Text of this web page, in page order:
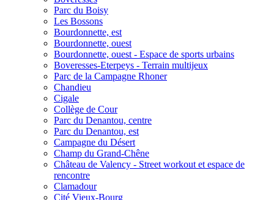
Parc du Boisy
Les Bossons
Bourdonnette, est
Bourdonnette, ouest
Bourdonnette, ouest - Espace de sports urbains
Boveresses-Eterpeys - Terrain multijeux
Parc de la Campagne Rhoner
Chandieu
Cigale
Collège de Cour
Parc du Denantou, centre
Parc du Denantou, est
Campagne du Désert
Champ du Grand-Chêne
Château de Valency - Street workout et espace de
rencontre
Clamadour
Cité Vieux-Bourg